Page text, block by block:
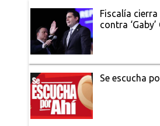
Fiscalía
contra
Se escucha